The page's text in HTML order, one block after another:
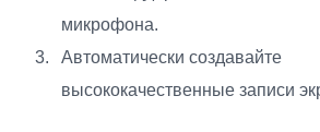
микрофона.
Автоматически создавайте
высококачественные записи